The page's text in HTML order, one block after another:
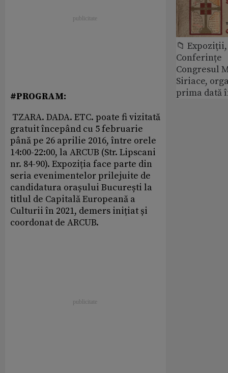
#PROGRAM:
TZARA. DADA. ETC. poate fi vizitată
gratuit începând cu 5 februarie
până pe 26 aprilie 2016, între orele
14:00-22:00, la ARCUB (Str. Lipscani
nr. 84-90). Expoziția face parte din
seria evenimentelor prilejuite de
candidatura orașului București la
titlul de Capitală Europeană a
Culturii în 2021, demers inițiat și
coordonat de ARCUB.
📁
Conferințe
Congresul
Siriace,
prima dată